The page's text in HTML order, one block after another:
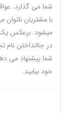
شما می گذارد.
با مشتریان
میشود. برعکس یک
شما پیشنهاد می
خود بیابید.